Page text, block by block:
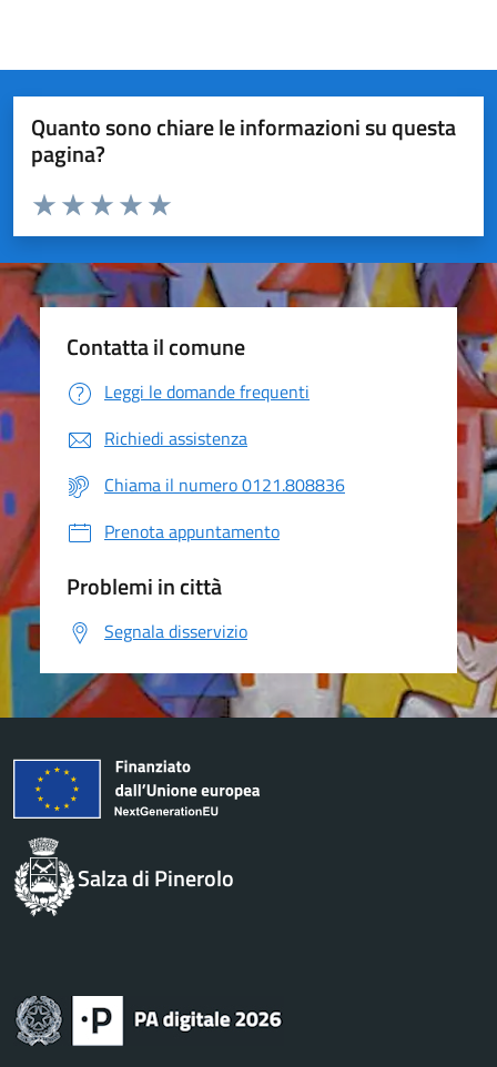
Quanto sono chiare le informazioni su questa
pagina?
Valuta da 1 a 5 stelle la pagina
Valuta 5 stelle su 5
Valuta 4 stelle su 5
Valuta 3 stelle su 5
Valuta 2 stelle su 5
Valuta 1 stelle su 5
Contatta il comune
Leggi le domande frequenti
Richiedi assistenza
Chiama il numero 0121.808836
Prenota appuntamento
Problemi in città
Segnala disservizio
Salza di Pinerolo